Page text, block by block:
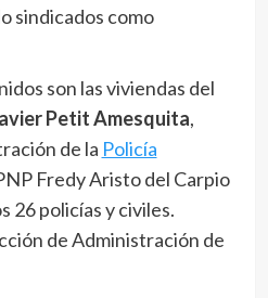
sindicados como
son las viviendas del
Petit Amesquita,
de la Policía
Fredy Aristo del Carpio
26 policías y civiles.
de Administración de